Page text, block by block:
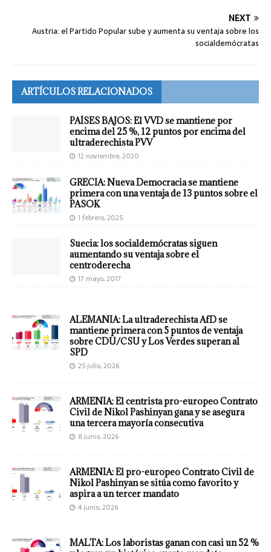
NEXT
Austria: el Partido Popular sube y aumenta su ventaja sobre los
socialdemócratas
ARTÍCULOS RELACIONADOS
PAÍSES BAJOS: El VVD se mantiene por
encima del 25 %, 12 puntos por encima del
ultraderechista PVV
12 noviembre, 2020
GRECIA: Nueva Democracia se mantiene
primera con una ventaja de 13 puntos sobre el
PASOK
1 febrero, 2025
Suecia: los socialdemócratas siguen
aumentando su ventaja sobre el
centroderecha
17 mayo, 2017
ALEMANIA: La ultraderechista AfD se
mantiene primera con 5 puntos de ventaja
sobre CDU/CSU y Los Verdes superan al
SPD
25 julio, 2026
ARMENIA: El centrista pro-europeo Contrato
Civil de Nikol Pashinyan gana y se asegura
una tercera mayoría consecutiva
8 junio, 2026
ARMENIA: El pro-europeo Contrato Civil de
Nikol Pashinyan se sitúa como favorito y
aspira a un tercer mandato
4 junio, 2026
MALTA: Los laboristas ganan con casi un 52 %